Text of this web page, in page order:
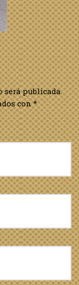
será publicada.
con*